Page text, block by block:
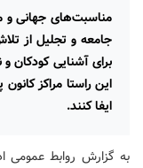
مناسبت‌های جهانی و
جامعه و تجلیل از
برای آشنایی کودکان
این راستا مراکز
ایفا کنند.
به گزارش روابط عمومی